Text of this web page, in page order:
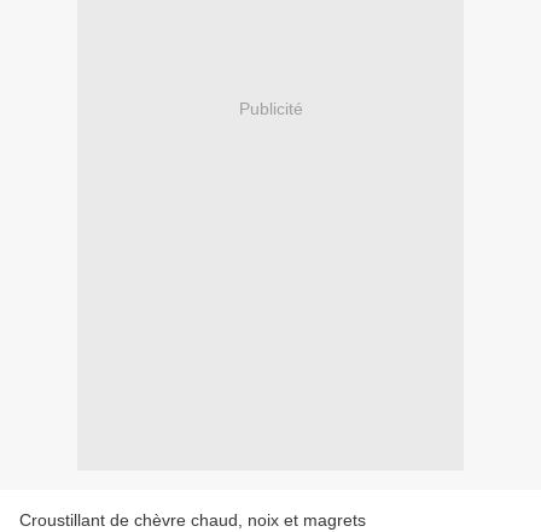
Publicité
Croustillant de chèvre chaud, noix et magrets